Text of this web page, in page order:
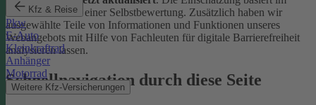
Kfz & Reise
Pkw
E-Auto
Kleinkraftrad
Anhänger
Motorrad
Weitere Kfz-Versicherungen
Wesentlichen auf einer Selbstbewertung. Zusätzlich haben wir
ausgewählte Teile von Informationen und Funktionen unseres
Webangebots mit Hilfe von Fachleuten für digitale Barrierefreiheit
analysieren lassen.
Schnellnavigation durch diese Seite